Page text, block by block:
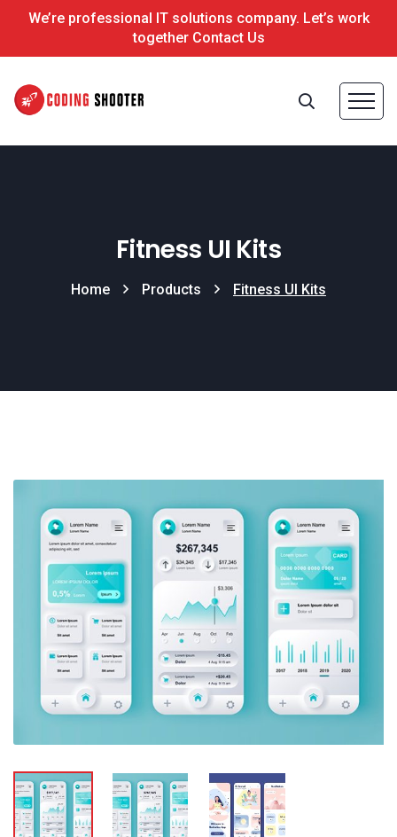
We’re professional IT solutions company. Let’s work
together Contact Us
Fitness UI Kits
Home Products Fitness UI Kits